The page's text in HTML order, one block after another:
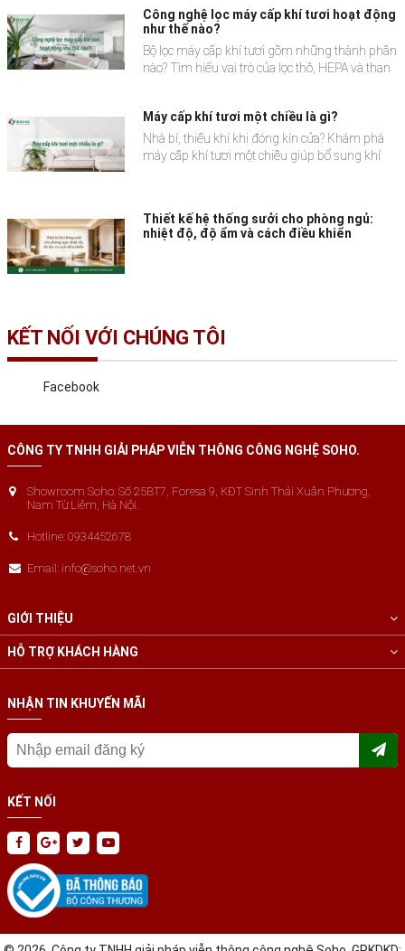
Công nghệ lọc máy cấp khí tươi hoạt động
như thế nào?
Bộ lọc máy cấp khí tươi gồm những thành phần
nào? Tìm hiểu vai trò của lọc thô, HEPA và than
Máy cấp khí tươi một chiều là gì?
Nhà bí, thiếu khí khi đóng kín cửa? Khám phá
máy cấp khí tươi một chiều giúp bổ sung khí
Thiết kế hệ thống sưởi cho phòng ngủ:
nhiệt độ, độ ẩm và cách điều khiển
KẾT NỐI VỚI CHÚNG TÔI
Facebook
CÔNG TY TNHH GIẢI PHÁP VIỄN THÔNG CÔNG NGHỆ SOHO.
Showroom Soho: Số 25BT7, Foresa 9, KĐT Sinh Thái Xuân Phương,
Nam Từ Liêm, Hà Nội.
Hotline: 0934452678
Email: info@soho.net.vn
GIỚI THIỆU
HỖ TRỢ KHÁCH HÀNG
NHẬN TIN KHUYẾN MÃI
KẾT NỐI